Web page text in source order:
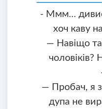
- Ммм...
хоч каву
— Навіщо
— Пробач, я
дупа не